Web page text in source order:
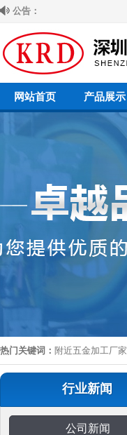
公告：
网站首页 产品展示
热门关键词： 附近五金加工厂家
行业新闻
公司新闻